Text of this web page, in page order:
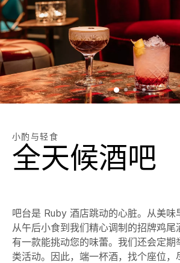
小酌与轻食
全天候酒吧
吧台是 Ruby 酒店跳动的心脏。从美味
从午后小食到我们精心调制的招牌鸡尾
有一款能挑动您的味蕾。我们还会定期
类活动。因此，端一杯酒，找个座位，